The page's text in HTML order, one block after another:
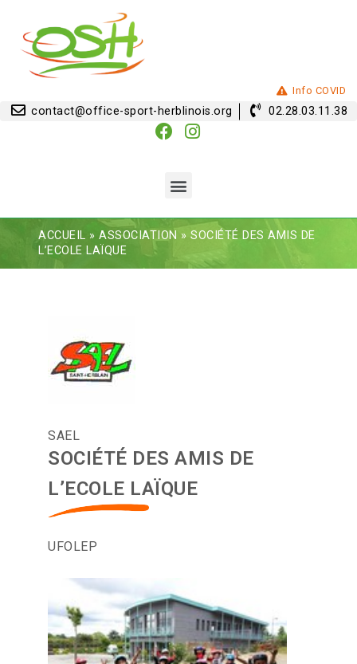
Info COVID
contact@office-sport-herblinois.org 02.28.03.11.38
ACCUEIL » ASSOCIATION » SOCIÉTÉ DES AMIS DE
L’ECOLE LAÏQUE
SAEL
SOCIÉTÉ DES AMIS DE
L’ECOLE LAÏQUE
UFOLEP